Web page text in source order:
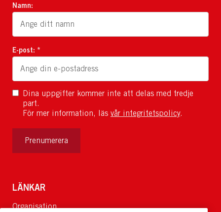
Namn:
E-post: *
Dina uppgifter kommer inte att delas med tredje
part.
För mer information, läs vår integritetspolicy.
Prenumerera
LÄNKAR
Organisation